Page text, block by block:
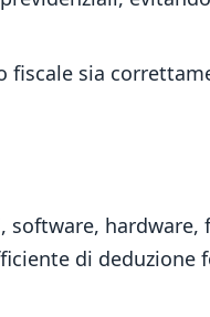
fiscale sia
di